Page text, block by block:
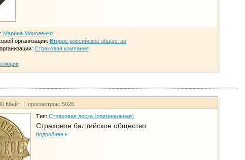
Марина Моисеенко
организации: Второе российское общество
Страховая компания
Кбайт | просмотров: 5026
Тип: Страховая доска (оригинальная)
Страховое балтийское общество
подробнее